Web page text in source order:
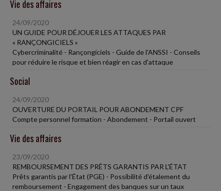
Vie des affaires
24/09/2020
UN GUIDE POUR DÉJOUER LES ATTAQUES PAR
« RANÇONGICIELS »
Cybercriminalité - Rançongiciels - Guide de l'ANSSI - Conseils
pour réduire le risque et bien réagir en cas d'attaque
Social
24/09/2020
OUVERTURE DU PORTAIL POUR ABONDEMENT CPF
Compte personnel formation - Abondement - Portail ouvert
Vie des affaires
23/09/2020
REMBOURSEMENT DES PRÊTS GARANTIS PAR L'ÉTAT
Prêts garantis par l'État (PGE) - Possibilité d'étalement du
remboursement - Engagement des banques sur un taux